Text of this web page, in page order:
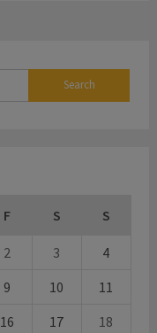
F S S
2 3
4
9 10
11
16 17 18